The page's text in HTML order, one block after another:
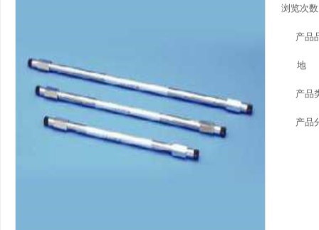
浏览次
产品
地
产品
产品